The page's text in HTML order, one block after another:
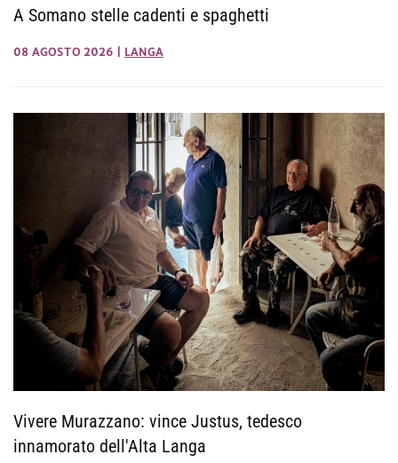
A Somano stelle cadenti e spaghetti
08 AGOSTO 2026 LANGA
Vivere Murazzano: vince Justus, tedesco
innamorato dell'Alta Langa